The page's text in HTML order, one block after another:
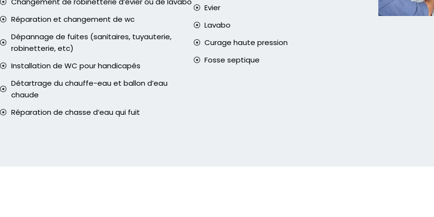
Réparation et changement de wc
Dépannage de fuites (sanitaires, tuyauterie,
robinetterie, etc)
Installation de WC pour handicapés
Détartrage du chauffe-eau et ballon d’eau
chaude
Réparation de chasse d’eau qui fuit
Evier
Lavabo
Curage haute pression
Fosse septique